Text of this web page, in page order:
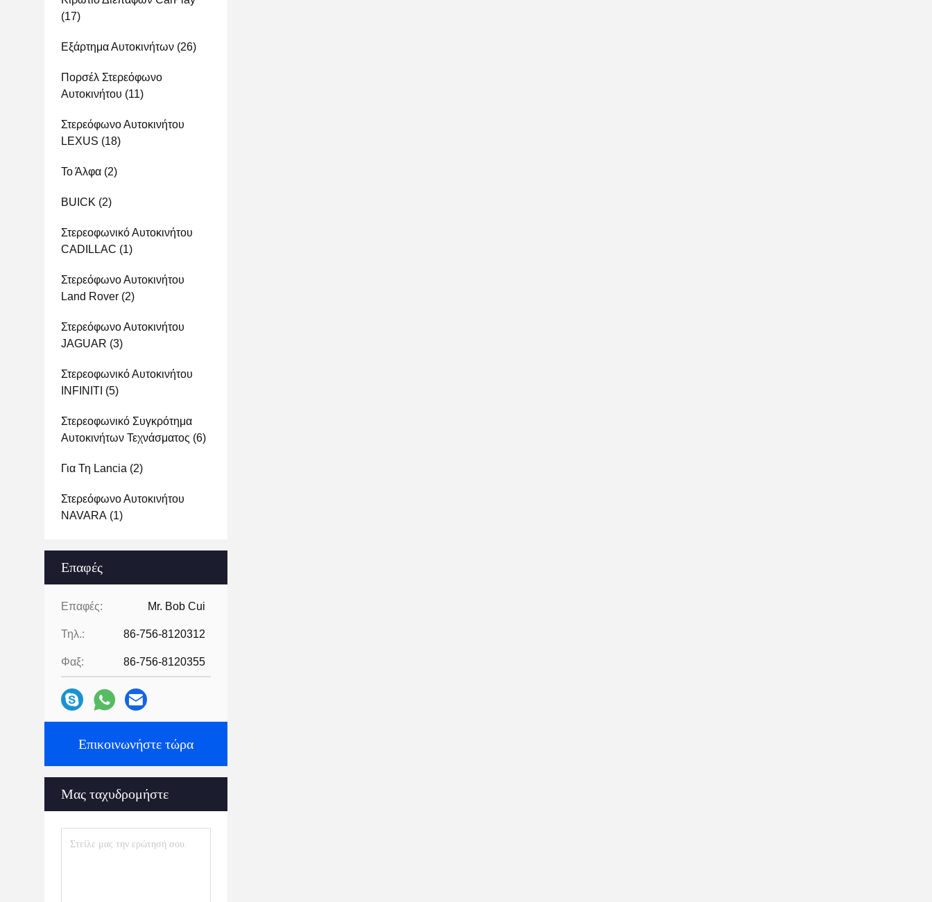
(17)
Εξάρτημα Αυτοκινήτων (26)
Πορσέλ Στερεόφωνο
Αυτοκινήτου (11)
Στερεόφωνο Αυτοκινήτου
LEXUS (18)
Το Άλφα (2)
BUICK (2)
Στερεοφωνικό Αυτοκινήτου
CADILLAC (1)
Στερεόφωνο Αυτοκινήτου
Land Rover (2)
Στερεόφωνο Αυτοκινήτου
JAGUAR (3)
Στερεοφωνικό Αυτοκινήτου
INFINITI (5)
Στερεοφωνικό Συγκρότημα
Αυτοκινήτων Τεχνάσματος (6)
Για Τη Lancia (2)
Στερεόφωνο Αυτοκινήτου
NAVARA (1)
Επαφές
Επαφές: Mr. Bob Cui
Τηλ.: 86-756-8120312
Φαξ: 86-756-8120355
Επικοινωνήστε τώρα
Μας ταχυδρομήστε